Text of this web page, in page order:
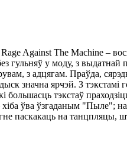
Against The Machine –
гульняў у моду, з
з адцягам. Праўда,
значна ярчэй. З
большасць тэкстаў
ўва ўзгаданым "Пыле";
паскакаць на танцпляцы,